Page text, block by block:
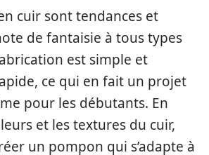
cuir sont tendances et
de fantaisie à tous types
est simple et
ce qui en fait un projet
pour les débutants. En
et les textures du cuir,
un pompon qui s’adapte à